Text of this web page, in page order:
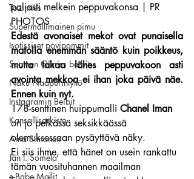
Tozimies
Supermallimainen pimu
Isotissiset povipommit
Suomen Q'miss beibit
Naku Naapurintyttö
Instagramin Beibit
Kansallisarkisto
Aina Simonen
Jan I. Somela
e-Babe Mallit
paljasti melkein peppuvakonsa | PR
PHOTOS
Edestä avonaiset mekot ovat punaisella
matolla enemmän sääntö kuin poikkeus,
mutta takaa lähes peppuvakoon asti
avointa mekkoa ei ihan joka päivä näe.
Ennen kuin nyt.
178-senttinen huippumalli Chanel Iman
on jo pelkässä seksikkäässä
olemuksessaan pysäyttävä näky.
Ei siis ihme, että hänet on usein rankattu
tämän vuosituhannen maailman